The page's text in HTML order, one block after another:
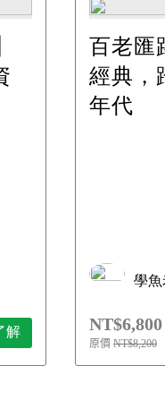
解
百老匯
經典，
年代
學
NT$6,800
原價 NT$8,200